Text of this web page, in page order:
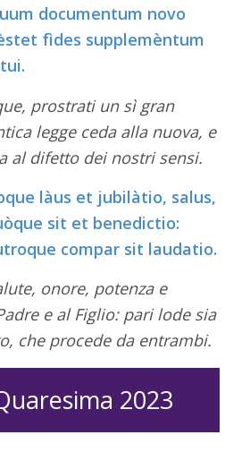
documentum novo
fìdes supplemèntum
prostrati un sì gran
legge ceda alla nuova, e
al difetto dei nostri sensi.
làus et jubilàtio, salus,
sit et benedictio:
compar sit laudatio.
onore, potenza e
e al Figlio: pari lode sia
che procede da entrambi.
2023